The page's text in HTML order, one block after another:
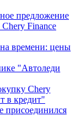
предложение
Finance
времени: цены
"Автоледи
Chery
в кредит"
присоединился